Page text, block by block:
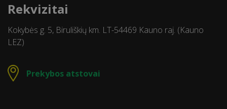
Rekvizitai
Kokybės g. 5, Biruliškių km. LT-54469 Kauno raj. (Kauno
LEZ)
Prekybos atstovai